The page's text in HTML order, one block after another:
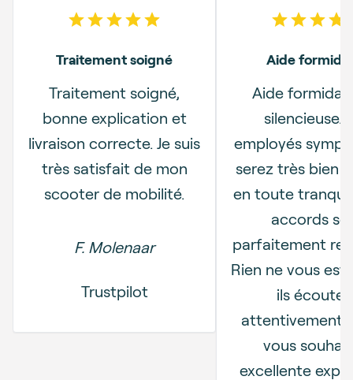
5 out of 5 stars
Traitement soigné
Traitement soigné,
bonne explication et
livraison correcte. Je suis
très satisfait de mon
scooter de mobilité.
F. Molenaar
Trustpilot
5 out
Aide
Aide
silencieuse.
employés
serez très bien
en toute
accords
parfaitement
Rien ne vous est
ils
attentivement
vous
excellente